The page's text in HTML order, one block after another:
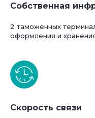
Собственная
2 таможенных
оформления и
Скорость связи